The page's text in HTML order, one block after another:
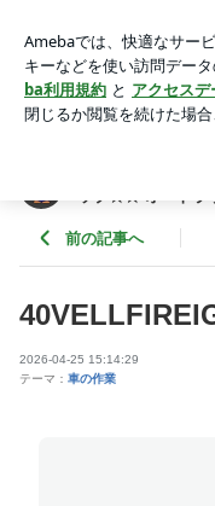
レスアップショップ
アプリをダウンロード
ょう。
ップ☆☆ オート
前の記事へ
2026-04-25 15:14:29
テーマ： 車の作業